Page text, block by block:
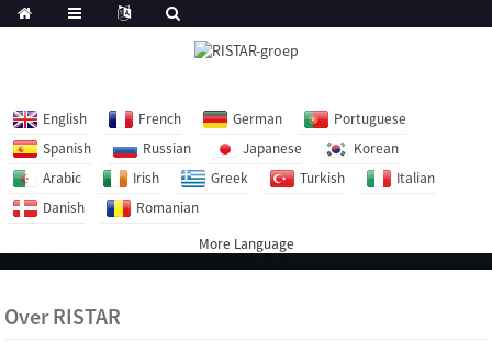
English French German
Portuguese
Spanish
Russian Japanese
Korean
Arabic
Irish Greek Turkish
Italian
Danish
Romanian
More Language
Over RISTAR